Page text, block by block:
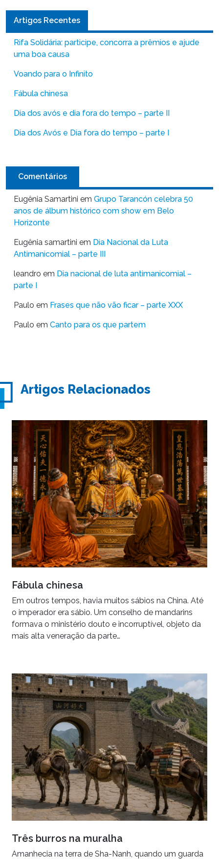
Artigos Recentes
Rifa Solidária: participe, concorra a prêmios e ajude
uma boa causa
Voando para o Infinito
Fábula chinesa
Dia dos avós e dia fora do tempo – parte II
Dia dos Avós e Dia fora do tempo – parte I
Comentários
Eugênia Samartini em Grupo Tarancón celebra 50
anos de álbum histórico com show em Belo
Horizonte
Eugênia samartini em Dia Nacional da Luta
Antimanicomial – parte III
leandro em Dia nacional de luta antimanicomial –
parte I
Paulo em Frases que não vão ficar – parte XXX
Paulo em Canto para os que partem
Artigos Relacionados
Fábula chinesa
Em outros tempos, havia muitos sábios na China. Até
o imperador era sábio. Um conselho de mandarins
formava o ministério douto e incorruptível, objeto da
mais alta veneração da parte…
Três burros na muralha
Amanhecia na terra de Sha-Nanh, quando um guarda